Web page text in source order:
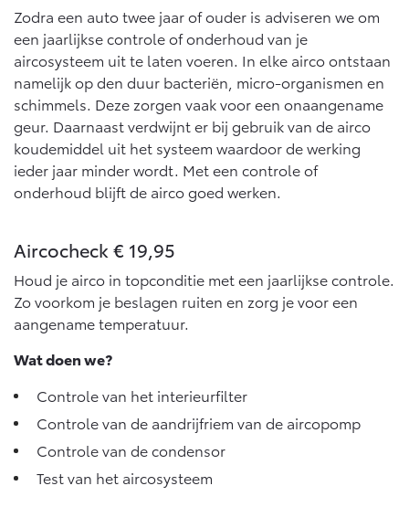
Corolla Cross
HYBRIDE
Vanaf € 39.995,-
Toyota C-HR
OOK ALS PLUG-IN
HYBRIDE
Vanaf € 36.495,-
Toyota C-HR+
BATTERIJ-ELEKTRISCH
Vanaf € 37.995,-
PLUG-IN HYBRIDE
Vanaf € 49.995,-
BATTERIJ-ELEKTRISCH
Toyota fabrieksgarantie
Onderdelen & Accessoires
Onderdelen
Accessoires
Banden
Connected
Connected Services
MyToyota login
MyToyota App
Connected check
Navigatie updates
Energie en slim laden
Verzekeren
Toyota Autoverzekering
Toyota Hybride Autoverzekering
Bedrijfswagens
Bedrijfswagens op maat
Financieren of leasen
Verzekeren
Zodra een auto twee jaar of ouder is adviseren we om
een jaarlijkse controle of onderhoud van je
aircosysteem uit te laten voeren. In elke airco ontstaan
namelijk op den duur bacteriën, micro-organismen en
schimmels. Deze zorgen vaak voor een onaangename
geur. Daarnaast verdwijnt er bij gebruik van de airco
koudemiddel uit het systeem waardoor de werking
ieder jaar minder wordt. Met een controle of
onderhoud blijft de airco goed werken.
Aircocheck € 19,95
Houd je airco in topconditie met een jaarlijkse controle.
Zo voorkom je beslagen ruiten en zorg je voor een
aangename temperatuur.
Wat doen we?
Controle van het interieurfilter
Controle van de aandrijfriem van de aircopomp
Controle van de condensor
Test van het aircosysteem